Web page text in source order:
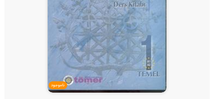
ناموجود